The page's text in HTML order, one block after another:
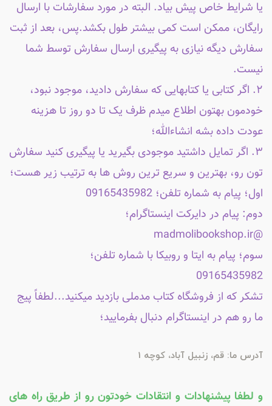
یا شرایط خاص پیش بیاد. البته در مورد سفارشات با ارسال
رایگان، ممکن است کمی بیشتر طول بکشد.پس، بعد از ثبت
سفارش دیگه نیازی به پیگیری ارسال سفارش توسط شما
نیست.
۲. اگر کتابی یا کتابهایی که سفارش دادید، موجود نبود،
خودمون بهتون اطلاع میدم ظرف یک تا دو روز تا هزینه
عودت داده بشه انشاءالله؛
۳. اگر تمایل داشتید موجودی بگیرید یا پیگیری کنید سفارش
تون رو، بهترین و سریع ترین روش ها به ترتیب زیر هست؛
اول؛ پیام به شماره تلفن؛ 09165435982
دوم: پیام در دایرکت اینستاگرام؛
@madmolibookshop.ir
سوم؛ پیام به ایتا و روبیکا با شماره تلفن؛
09165435982
تشکر که از فروشگاه کتاب مدملی بازدید میکنید...لطفاً پیج
ما رو هم در اینستاگرام دنبال بفرمایید؛
آدرس ما: قم، زنبیل آباد، کوچه 1
و لطفا پیشنهادات و انتقادات خودتون رو از طریق راه های